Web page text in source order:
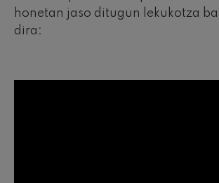
honetan jaso ditugun lekukotza
dira: